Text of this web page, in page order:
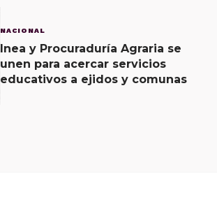
NACIONAL
Inea y Procuraduría Agraria se
unen para acercar servicios
educativos a ejidos y comunas